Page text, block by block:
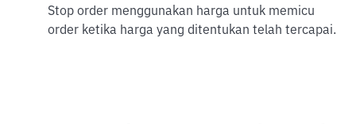
Stop order menggunakan harga untuk memicu
order ketika harga yang ditentukan telah tercapai.